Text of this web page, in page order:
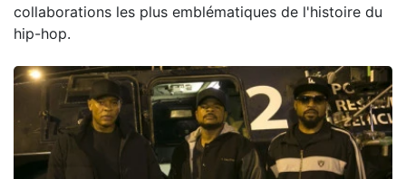
collaborations les plus emblématiques de l'histoire du
hip-hop.